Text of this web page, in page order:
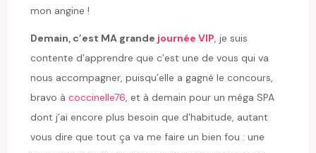
mon angine !
Demain, c’est MA grande journée VIP, je suis
contente d’apprendre que c’est une de vous qui va
nous accompagner, puisqu’elle a gagné le concours,
bravo àcoccinelle76, et à demain pour un méga SPA
dont j’ai encore plus besoin que d’habitude, autant
vous dire que tout ça va me faire un bien fou : une